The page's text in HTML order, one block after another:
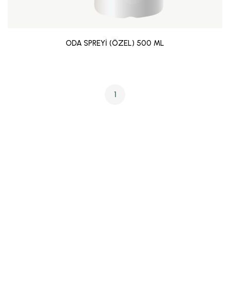
ODA SPREYİ (ÖZEL) 500 ML
1